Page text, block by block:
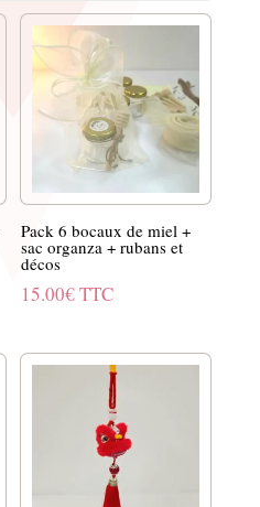
Pack 6 bocaux de miel +
sac organza + rubans et
décos
15.00€TTC